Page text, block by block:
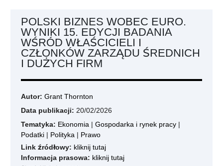
POLSKI BIZNES WOBEC EURO.
WYNIKI 15. EDYCJI BADANIA
WŚRÓD WŁAŚCICIELI I
CZŁONKÓW ZARZĄDU ŚREDNICH
I DUŻYCH FIRM
Autor: Grant Thornton
Data publikacji: 20/02/2026
Tematyka: Ekonomia | Gospodarka i rynek pracy |
Podatki | Polityka | Prawo
Link źródłowy: kliknij tutaj
Informacja prasowa: kliknij tutaj